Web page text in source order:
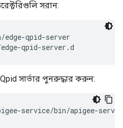
সরান:
qpid-server
qpid-server.d
সার্ভার পুনরুদ্ধার করুন:
service/bin/apigee-